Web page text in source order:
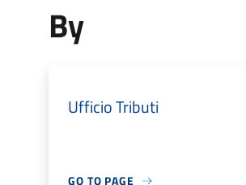
By
Ufficio Tributi
GO TO PAGE